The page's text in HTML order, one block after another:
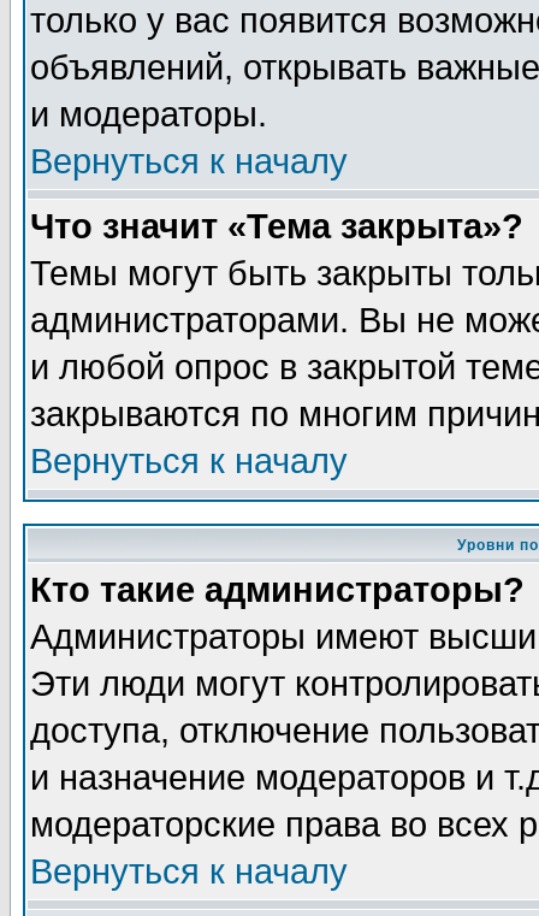
только у вас появится
объявлений, открывать
и модераторы.
Вернуться к началу
Что значит «Тема закрыта»?
Темы могут быть закрыты
администраторами. Вы не
и любой опрос в закрытой
закрываются по многим
Вернуться к началу
Уровни
Кто такие администраторы?
Администраторы имеют
Эти люди могут
доступа, отключение
и назначение модераторов и
модераторские права во всех
Вернуться к началу